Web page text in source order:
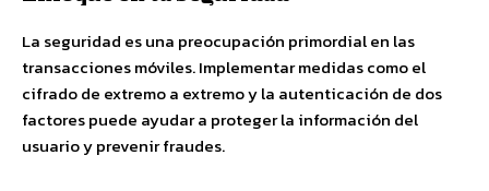
La seguridad es una preocupación primordial en las
transacciones móviles. Implementar medidas como el
cifrado de extremo a extremo y la autenticación de dos
factores puede ayudar a proteger la información del
usuario y prevenir fraudes.